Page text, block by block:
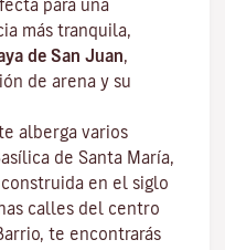
para una
más tranquila,
de San Juan,
de arena y su
alberga varios
de Santa María,
en el siglo
calles del centro
te encontrarás